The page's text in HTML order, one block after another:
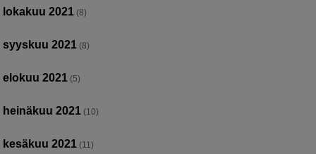
lokakuu 2021 (8)
syyskuu 2021 (8)
elokuu 2021 (5)
heinäkuu 2021 (10)
kesäkuu 2021 (11)